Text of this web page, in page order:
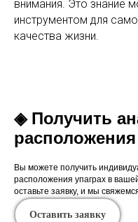
внимания. Это знание
инструментом для
качества жизни.
◈ Получить
расположения
Вы можете получить
расположения упаграх в
оставьте заявку, и мы
Оставить заявку